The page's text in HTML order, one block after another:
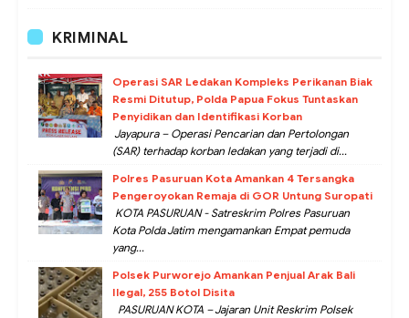
KRIMINAL
Operasi SAR Ledakan Kompleks Perikanan Biak
Resmi Ditutup, Polda Papua Fokus Tuntaskan
Penyidikan dan Identifikasi Korban
Jayapura – Operasi Pencarian dan Pertolongan
(SAR) terhadap korban ledakan yang terjadi di...
Polres Pasuruan Kota Amankan 4 Tersangka
Pengeroyokan Remaja di GOR Untung Suropati
KOTA PASURUAN - Satreskrim Polres Pasuruan
Kota Polda Jatim mengamankan Empat pemuda
yang...
Polsek Purworejo Amankan Penjual Arak Bali
Ilegal, 255 Botol Disita
PASURUAN KOTA – Jajaran Unit Reskrim Polsek